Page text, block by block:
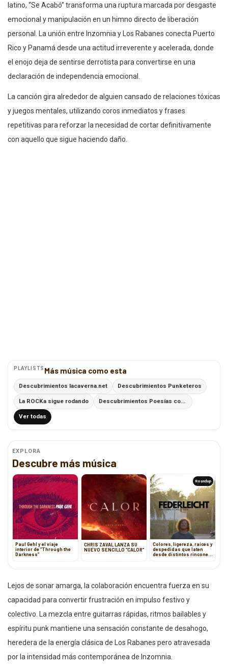
latino, “Se Acabó” transforma una ruptura marcada por desgaste
emocional y manipulación en un himno directo de liberación
personal. La unión entre Inzomnia y Los Rabanes conecta Puerto
Rico y Panamá desde una actitud irreverente y acelerada, donde
el enojo deja de sentirse derrotista para convertirse en una
declaración de independencia emocional.
La canción gira alrededor de alguien cansado de relaciones tóxicas
y juegos mentales, utilizando coros inmediatos y frases
repetitivas para reforzar la necesidad de cortar definitivamente
con aquello que sigue haciendo daño.
PLAYLISTS Más música como esta
Descubrimientos lacaverna.net Descubrimientos Punketeros
La ROCKa sigue rodando Descubrimientos Poesías con Ritmo
Ver todas
EXPLORA
Descubre más música
Paul Gehl y el viaje
interior de “Through the
Darkness”
CHRIS ZAVAL LANZA SU
NUEVO SENCILLO “CALOR”
Roundup
Colores, ligereza, raíces y
despedidas que laten
desde distintos rincones
Lejos de sonar amarga, la colaboración encuentra fuerza en su
capacidad para convertir frustración en impulso festivo y
colectivo. La mezcla entre guitarras rápidas, ritmos bailables y
espíritu punk mantiene una sensación constante de desahogo,
heredera de la energía clásica de Los Rabanes pero atravesada
por la intensidad más contemporánea de Inzomnia.